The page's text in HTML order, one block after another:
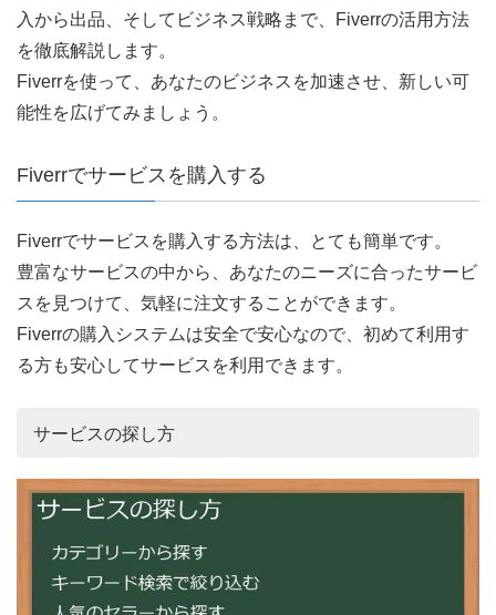
入から出品、そしてビジネス戦略まで、Fiverrの活用方法
を徹底解説します。
Fiverrを使って、あなたのビジネスを加速させ、新しい可
能性を広げてみましょう。
Fiverrでサービスを購入する
Fiverrでサービスを購入する方法は、とても簡単です。
豊富なサービスの中から、あなたのニーズに合ったサービ
スを見つけて、気軽に注文することができます。
Fiverrの購入システムは安全で安心なので、初めて利用す
る方も安心してサービスを利用できます。
サービスの探し方